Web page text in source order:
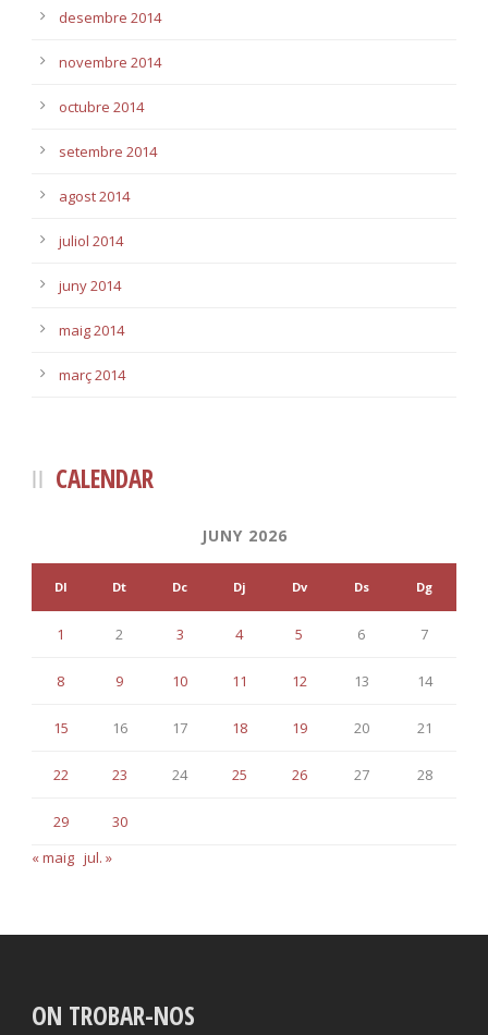
desembre 2014
novembre 2014
octubre 2014
setembre 2014
agost 2014
juliol 2014
juny 2014
maig 2014
març 2014
CALENDAR
JUNY 2026
Dl Dt Dc Dj Dv Ds Dg
1 2 3 4 5 6 7
8 9 10 11 12 13 14
15 16 17 18 19 20 21
22 23 24 25 26 27 28
29
30
« maig jul. »
ON TROBAR-NOS